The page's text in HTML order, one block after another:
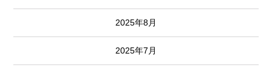
2025年8月
2025年7月